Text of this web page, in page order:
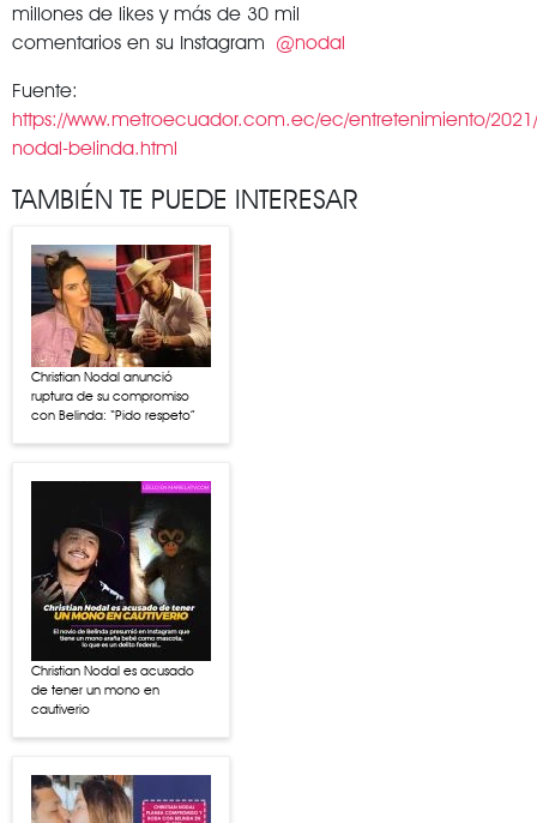
millones de likes y más de 30 mil
comentarios en su Instagram @nodal
Fuente:
https://www.metroecuador.com.ec/ec/entretenimiento/
nodal-belinda.html
TAMBIÉN TE PUEDE INTERESAR
Christian Nodal anunció
ruptura de su compromiso
con Belinda: “Pido respeto”
Christian Nodal es acusado
de tener un mono en
cautiverio